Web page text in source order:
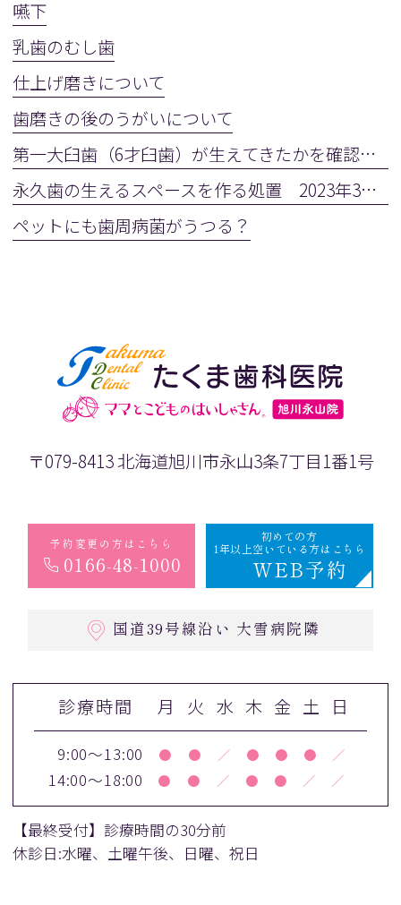
嚥下
乳歯のむし歯
仕上げ磨きについて
歯磨きの後のうがいについて
第一大臼歯（6才臼歯）が生えてきたかを確認しましょう
永久歯の生えるスペースを作る処置 2023年3月28日(火)
ペットにも歯周病菌がうつる？
〒079-8413 北海道旭川市永山3条7丁目1番1号
予約変更の方はこちら
0166-48-1000
初めての方
1年以上空いている方はこちら
WEB予約
国道39号線沿い 大雪病院隣
診療時間 月 火 水 木 金 土 日
9:00～13:00 ● ● ／ ● ● ● ／
14:00～18:00 ● ● ／ ● ● ／ ／
【最終受付】診療時間の30分前
休診日:水曜、土曜午後、日曜、祝日